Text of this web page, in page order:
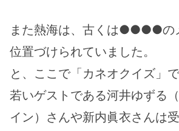
また熱海は、古くは●●●●の
位置づけられていました。
と、ここで「カネオクイズ」で
若いゲストである河井ゆずる
イン）さんや新内眞衣さんは